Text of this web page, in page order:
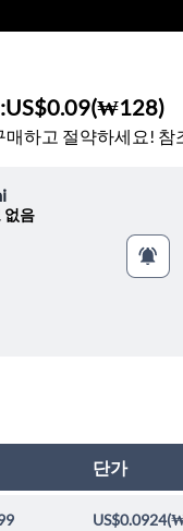
US$0.09(₩128)
매하고 절약하세요! 참
없음
단가
US$0.0924(